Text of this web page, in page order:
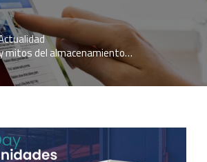
mitos del almacenamiento…